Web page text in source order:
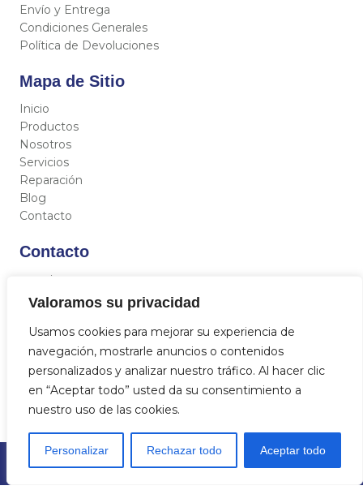
Valoramos su privacidad
Usamos cookies para mejorar su experiencia de
navegación, mostrarle anuncios o contenidos
personalizados y analizar nuestro tráfico. Al hacer clic
en “Aceptar todo” usted da su consentimiento a
nuestro uso de las cookies.
Personalizar Rechazar todo Aceptar todo
Envío y Entrega
Condiciones Generales
Política de Devoluciones
Mapa de Sitio
Inicio
Productos
Nosotros
Servicios
Reparación
Blog
Contacto
Contacto
C/ Miguel Hernández 12, 46717 - La Font d’En Carròs
(Valencia)
684 712 329
info@aquasat.es